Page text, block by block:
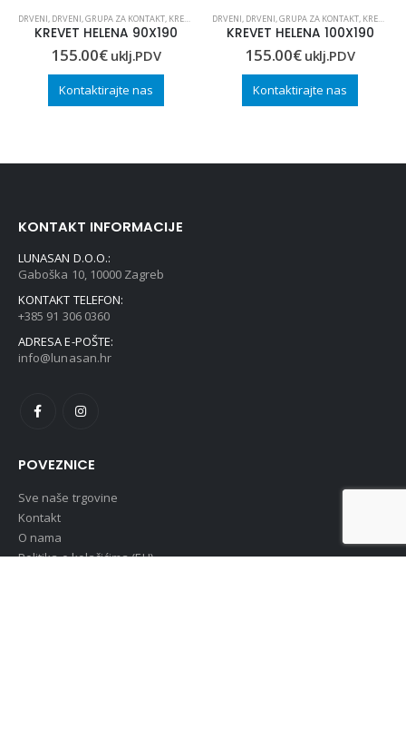
DRVENI, DRVENI,GRUPA ZA KONTAKT, KREVETI KREVETI,OUTLET
KREVET HELENA 90X190
155.00€ uklj.PDV
Kontaktirajte nas
DRVENI, DRVENI,GRUPA ZA KONTAKT, KREVETI
KREVET HELENA 100X190
155.00€ uklj.PDV
Kontaktirajte nas
KONTAKT INFORMACIJE
LUNASAN D.O.O.:
Gaboška 10, 10000 Zagreb
KONTAKT TELEFON:
+385 91 306 0360
ADRESA E-POŠTE:
info@lunasan.hr
POVEZNICE
Sve naše trgovine
Kontakt
O nama
Politika o kolačićima (EU)